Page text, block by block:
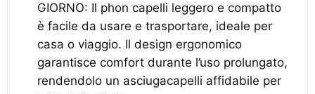
GIORNO: Il phon capelli leggero e compatto
è facile da usare e trasportare, ideale per
casa o viaggio. Il design ergonomico
garantisce comfort durante l’uso prolungato,
rendendolo un asciugacapelli affidabile per